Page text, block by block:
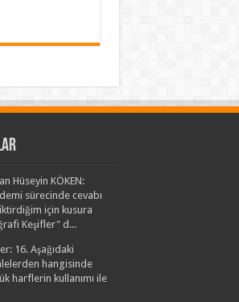
Hüseyin KÖKEN:
sürecinde cevabı
için kusura
Keşifler" d...
16. Aşağıdaki
hangisinde
harflerin kullanımı ile